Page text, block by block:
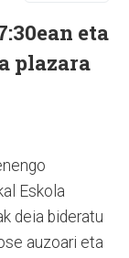
eta
plazara
Eskola
deia bideratu
auzoari eta